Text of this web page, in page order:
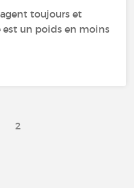
toujours et
un poids en moins
2